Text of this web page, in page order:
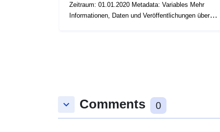
Zeitraum: 01.01.2020 Metadata: Variables Mehr
Informationen, Daten und Veröffentlichungen über
keyboard_arrow_down Comments 0